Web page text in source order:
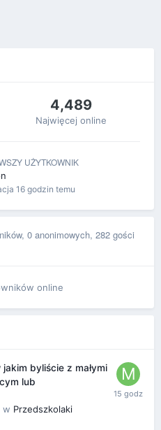
4,489
Najwięcej online
UŻYTKOWNIK
16 godzin temu
, 0 anonimowych, 282 gości
online
byliście z małymi
lub
w Przedszkolaki